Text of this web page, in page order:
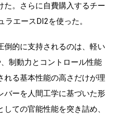
た。さらに自費購入するチー
ラエースDI2を使った。
倒的に支持されるのは、軽い
制動力とコントロール性能
れる基本性能の高さだけが理
バーを人間工学に基づいた形
ての官能性能を突き詰め、